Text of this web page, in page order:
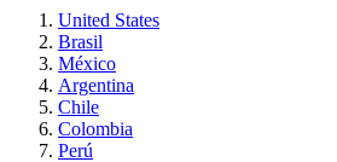
United States
Brasil
México
Argentina
Chile
Colombia
Perú